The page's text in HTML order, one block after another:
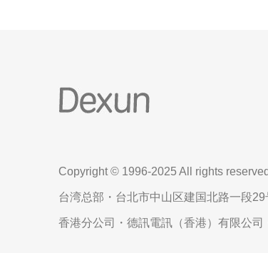
Copyright © 1996-2025 All rights
台湾总部・台北市中山区建国北路一段29
香港分公司・德訊電訊（香港）有限公